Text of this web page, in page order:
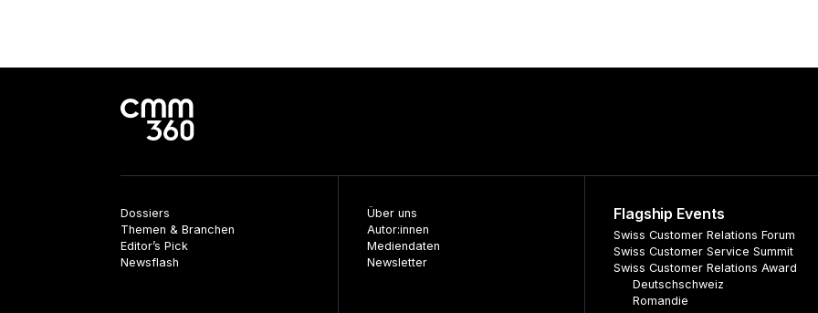
Dossiers
Themen & Branchen
Editor’s Pick
Newsflash
Über uns
Autor:innen
Mediendaten
Newsletter
Flagship Events
Swiss Customer Relations Forum
Swiss Customer Service Summit
Swiss Customer Relations Award
Deutschschweiz
Romandie